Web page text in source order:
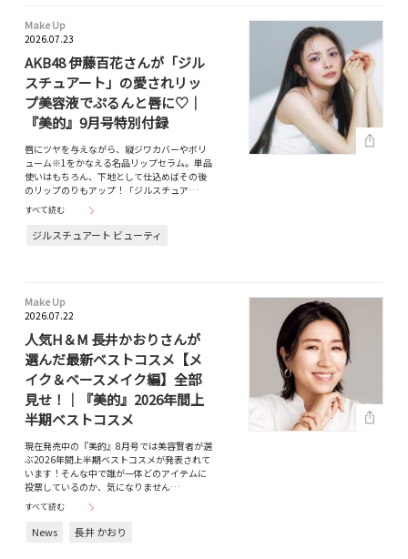
Make Up
2026.07.23
AKB48 伊藤百花さんが「ジル
スチュアート」の愛されリッ
プ美容液でぷるんと唇に♡｜
『美的』9月号特別付録
唇にツヤを与えながら、縦ジワカバーやボリ
ューム※1をかなえる名品リップセラム。単品
使いはもちろん、下地として仕込めばその後
のリップのりもアップ！「ジルスチュア…
すべて読む
ジルスチュアート ビューティ
Make Up
2026.07.22
人気H＆M 長井かおりさんが
選んだ最新ベストコスメ【メ
イク＆ベースメイク編】全部
見せ！｜『美的』2026年間上
半期ベストコスメ
現在発売中の『美的』8月号では美容賢者が選
ぶ2026年間上半期ベストコスメが発表されて
います！そんな中で誰が一体どのアイテムに
投票しているのか、気になりません…
すべて読む
News 長井 かおり